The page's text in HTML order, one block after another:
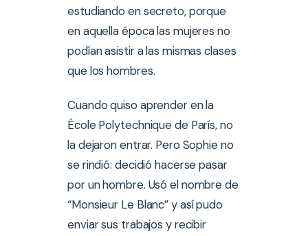
estudiando en secreto, porque
en aquella época las mujeres no
podían asistir a las mismas clases
que los hombres.
Cuando quiso aprender en la
École Polytechnique de París, no
la dejaron entrar. Pero Sophie no
se rindió: decidió hacerse pasar
por un hombre. Usó el nombre de
“Monsieur Le Blanc” y así pudo
enviar sus trabajos y recibir